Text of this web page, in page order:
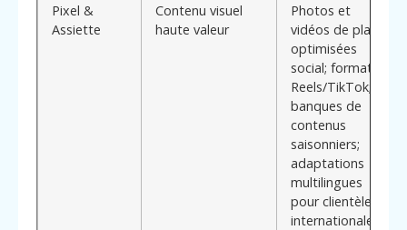
Pixel &
Assiette
Contenu visuel
haute valeur
Photos et
vidéos de plats
optimisées
social; formats
Reels/TikTok;
banques de
contenus
saisonniers;
adaptations
multilingues
pour clientèle
internationale